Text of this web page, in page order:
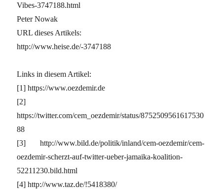
Vibes-3747188.html
Peter Nowak
URL dieses Artikels:
http://www.heise.de/-3747188
Links in diesem Artikel:
[1] https://www.oezdemir.de
[2]
https://twitter.com/cem_oezdemir/status/8752509561617530
88
[3] http://www.bild.de/politik/inland/cem-oezdemir/cem-
oezdemir-scherzt-auf-twitter-ueber-jamaika-koalition-
52211230.bild.html
[4] http://www.taz.de/!5418380/